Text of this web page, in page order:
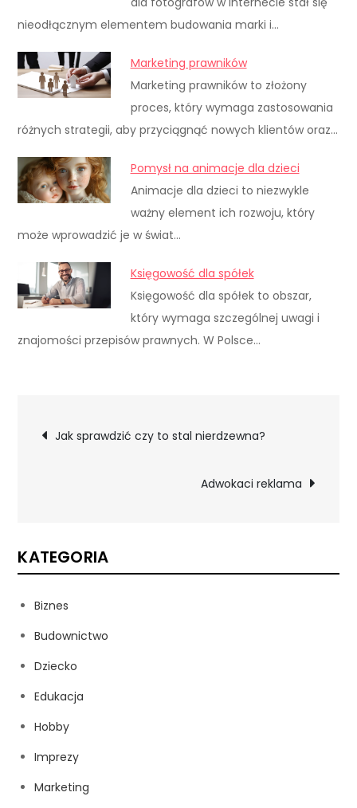
nieodłącznym elementem budowania marki i…
Marketing prawników
Marketing prawników to złożony
proces, który wymaga zastosowania
różnych strategii, aby przyciągnąć nowych klientów oraz…
Pomysł na animacje dla dzieci
Animacje dla dzieci to niezwykle
ważny element ich rozwoju, który
może wprowadzić je w świat…
Księgowość dla spółek
Księgowość dla spółek to obszar,
który wymaga szczególnej uwagi i
znajomości przepisów prawnych. W Polsce…
Nawigacja
Jak sprawdzić czy to stal nierdzewna?
Adwokaci reklama
KATEGORIA
Biznes
Budownictwo
Dziecko
Edukacja
Hobby
Imprezy
Marketing